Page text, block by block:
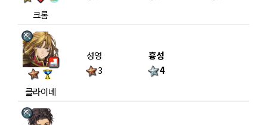
크롬
클라이네
성영
3
흉성
4